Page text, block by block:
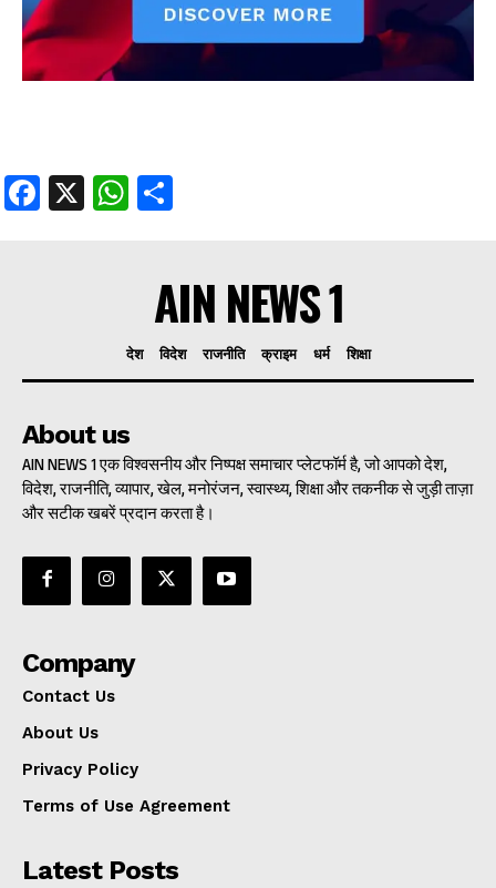
Facebook
X WhatsApp
AIN NEWS 1
देश विदेश राजनीति क्राइम धर्म शिक्षा
About us
AIN NEWS 1 एक विश्वसनीय और निष्पक्ष समाचार प्लेटफॉर्म है, जो आपको देश,
विदेश, राजनीति, व्यापार, खेल, मनोरंजन, स्वास्थ्य, शिक्षा और तकनीक से जुड़ी ताज़ा
और सटीक खबरें प्रदान करता है।
Company
Contact Us
About Us
Privacy Policy
Terms of Use Agreement
Latest Posts